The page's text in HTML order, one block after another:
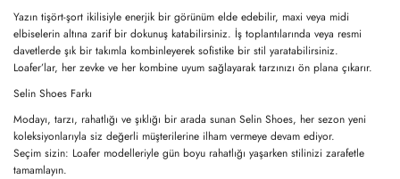
Yazın tişört-şort ikilisiyle enerjik bir görünüm elde edebilir, maxi veya midi
elbiselerin altına zarif bir dokunuş katabilirsiniz. İş toplantılarında veya resmi
davetlerde şık bir takımla kombinleyerek sofistike bir stil yaratabilirsiniz.
Loafer’lar, her zevke ve her kombine uyum sağlayarak tarzınızı ön plana çıkarır.
Selin Shoes Farkı
Modayı, tarzı, rahatlığı ve şıklığı bir arada sunanSelin Shoes, her sezon yeni
koleksiyonlarıyla siz değerli müşterilerine ilham vermeye devam ediyor.
Seçim sizin: Loafer modelleriyle gün boyu rahatlığı yaşarken stilinizi zarafetle
tamamlayın.